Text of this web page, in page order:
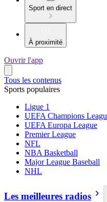
Sport en direct
À proximité
Ouvrir l'app
Tous les contenus
Sports populaires
Ligue 1
UEFA Champions
UEFA Europa League
Premier League
NFL
NBA Basketball
Major League Baseball
NHL
Les meilleures radios